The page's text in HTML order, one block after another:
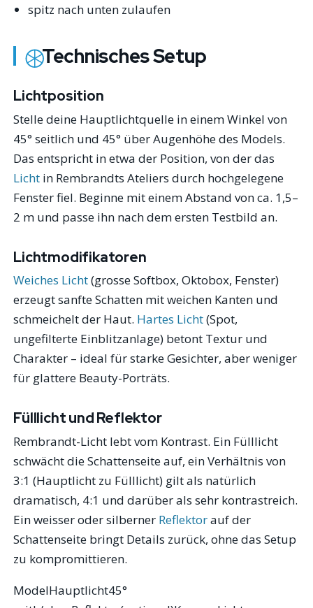
spitz nach unten zulaufen
Technisches Setup
Lichtposition
Stelle deine Hauptlichtquelle in einem Winkel von
45° seitlich und 45° über Augenhöhe des Models.
Das entspricht in etwa der Position, von der das
Licht in Rembrandts Ateliers durch hochgelegene
Fenster fiel. Beginne mit einem Abstand von ca. 1,5–
2 m und passe ihn nach dem ersten Testbild an.
Lichtmodifikatoren
Weiches Licht(grosse Softbox, Oktobox, Fenster)
erzeugt sanfte Schatten mit weichen Kanten und
schmeichelt der Haut. Hartes Licht(Spot,
ungefilterte Einblitzanlage) betont Textur und
Charakter – ideal für starke Gesichter, aber weniger
für glattere Beauty-Porträts.
Fülllicht und Reflektor
Rembrandt-Licht lebt vom Kontrast. Ein Fülllicht
schwächt die Schattenseite auf, ein Verhältnis von
3:1 (Hauptlicht zu Fülllicht) gilt als natürlich
dramatisch, 4:1 und darüber als sehr kontrastreich.
Ein weisser oder silberner Reflektorauf der
Schattenseite bringt Details zurück, ohne das Setup
zu kompromittieren.
ModelHauptlicht45°